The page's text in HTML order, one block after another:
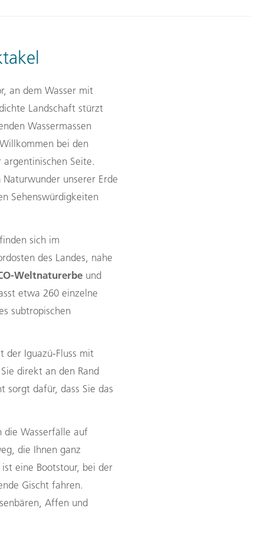
an dem Wasser mit
Landschaft stürzt
Wassermassen
bei den
Seite.
unserer Erde
Sehenswürdigkeiten
sich im
des Landes, nahe
Weltnaturerbe und
etwa 260 einzelne
subtropischen
der Iguazú-Fluss mit
direkt an den Rand
sorgt dafür, dass Sie das
die Wasserfälle auf
die Ihnen ganz
eine Bootstour, bei der
Gischt fahren.
Affen und